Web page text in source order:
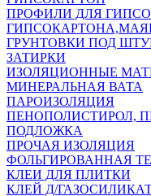
ПРОФИЛИ ДЛЯ
ГРУНТОВКИ ПОД
ЗАТИРКИ
ИЗОЛЯЦИОННЫЕ
МИНЕРАЛЬНАЯ ВАТА
ПАРОИЗОЛЯЦИЯ
ПЕНОПОЛИСТИРОЛ,
ПОДЛОЖКА
ПРОЧАЯ ИЗОЛЯЦИЯ
ФОЛЬГИРОВАННАЯ
КЛЕИ ДЛЯ ПЛИТКИ
КЛЕЙ Д/